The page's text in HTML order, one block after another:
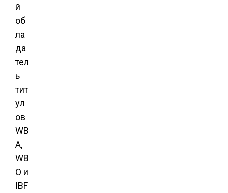
й
об
ла
да
тел
ь
тит
ул
ов
WB
A,
WB
O и
IBF